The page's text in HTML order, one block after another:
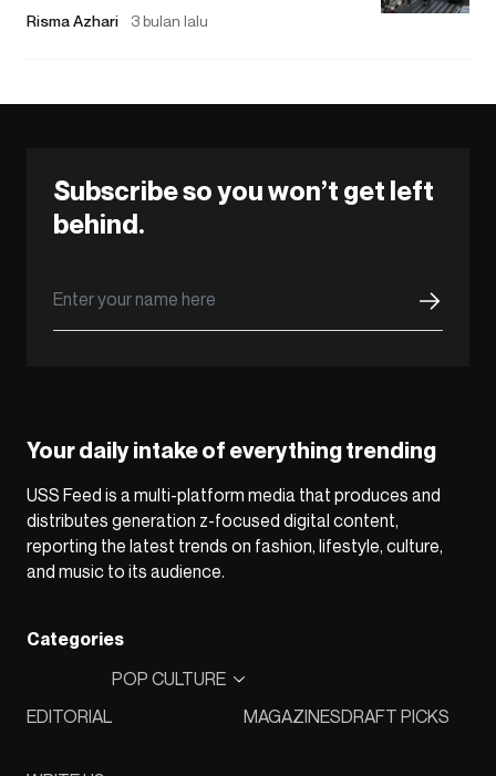
Risma Azhari 3 bulan lalu
Subscribe so you won’t get left
behind.
Your daily intake of everything trending
USS Feed is a multi-platform media that produces and
distributes generation z-focused digital content,
reporting the latest trends on fashion, lifestyle, culture,
and music to its audience.
Categories
EDITORIAL
POP CULTURE
MAGAZINESDRAFT PICKS